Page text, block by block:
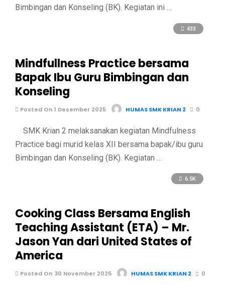
Bimbingan dan Konseling (BK). Kegiatan ini …
433
Mindfullness Practice bersama
Bapak Ibu Guru Bimbingan dan
Konseling
Posted On 1 Desember 2025 HUMAS SMK KRIAN 2 0
SMK Krian 2 melaksanakan kegiatan Mindfulness
Practice bagi murid kelas XII bersama bapak/ibu guru
Bimbingan dan Konseling (BK). Kegiatan …
6.5K
Cooking Class Bersama English
Teaching Assistant (ETA) – Mr.
Jason Yan dari United States of
America
Posted On 30 November 2025 HUMAS SMK KRIAN 2 0